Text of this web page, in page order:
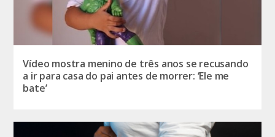
Vídeo mostra menino de três anos se recusando
a ir para casa do pai antes de morrer: ‘Ele me
bate’